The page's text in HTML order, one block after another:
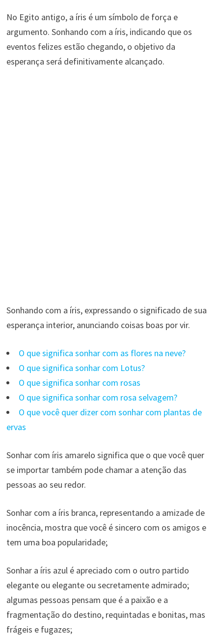
No Egito antigo, a íris é um símbolo de força e
argumento. Sonhando com a íris, indicando que os
eventos felizes estão chegando, o objetivo da
esperança será definitivamente alcançado.
Sonhando com a íris, expressando o significado de sua
esperança interior, anunciando coisas boas por vir.
O que significa sonhar com as flores na neve?
O que significa sonhar com Lotus?
O que significa sonhar com rosas
O que significa sonhar com rosa selvagem?
O que você quer dizer com sonhar com plantas de
ervas
Sonhar com íris amarelo significa que o que você quer
se importar também pode chamar a atenção das
pessoas ao seu redor.
Sonhar com a íris branca, representando a amizade de
inocência, mostra que você é sincero com os amigos e
tem uma boa popularidade;
Sonhar a íris azul é apreciado com o outro partido
elegante ou elegante ou secretamente admirado;
algumas pessoas pensam que é a paixão e a
fragmentação do destino, requintadas e bonitas, mas
frágeis e fugazes;